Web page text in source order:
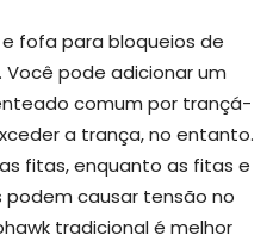
fofa para bloqueios de
pode adicionar um
comum por trançá-
a trança, no entanto.
fitas, enquanto as fitas e
causar tensão no
tradicional é melhor